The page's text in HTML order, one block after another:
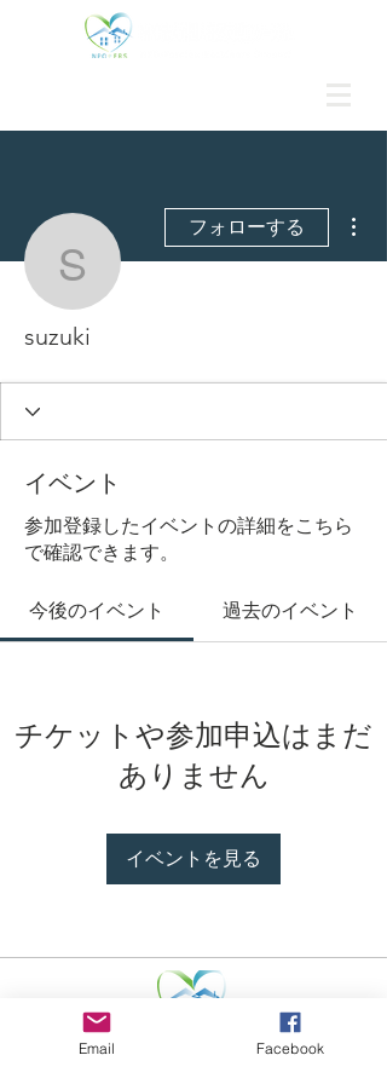
suzuki
フォローする
suzuki
イベント
参加登録したイベントの詳細をこちら
で確認できます。
今後のイベント 過去のイベント
チケットや参加申込はまだ
ありません
イベントを見る
NPO Foreign Residents Support
Email Facebook